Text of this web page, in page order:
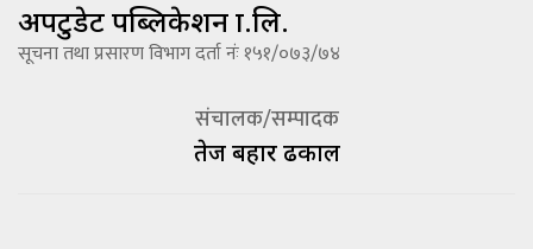
अपटुडेट पब्लिकेशन प्रा.लि.
सूचना तथा प्रसारण विभाग दर्ता नंः १५१/०७३/७४
संचालक/सम्पादक
तेज बहादूर ढकाल